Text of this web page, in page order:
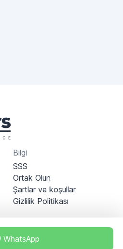
WhatsApp
Bilgi
SSS
Ortak Olun
Şartlar ve koşullar
Gizlilik Politikası